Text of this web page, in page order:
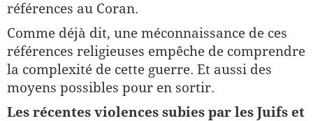
références au Coran.
Comme déjà dit, une méconnaissance de ces
références religieuses empêche de comprendre
la complexité de cette guerre. Et aussi des
moyens possibles pour en sortir.
Les récentes violences subies par les Juifs et